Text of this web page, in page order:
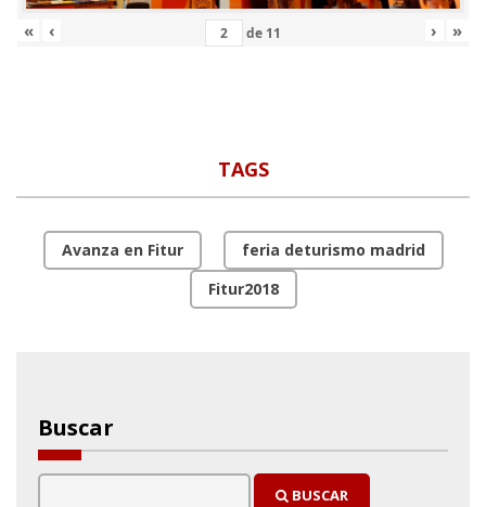
« ‹ de 11 › »
TAGS
Avanza en Fitur
feria deturismo madrid
Fitur2018
Buscar
BUSCAR